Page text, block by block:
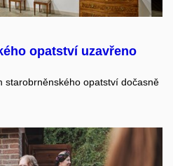
opatství uzavřeno
starobrněnského opatství dočasně